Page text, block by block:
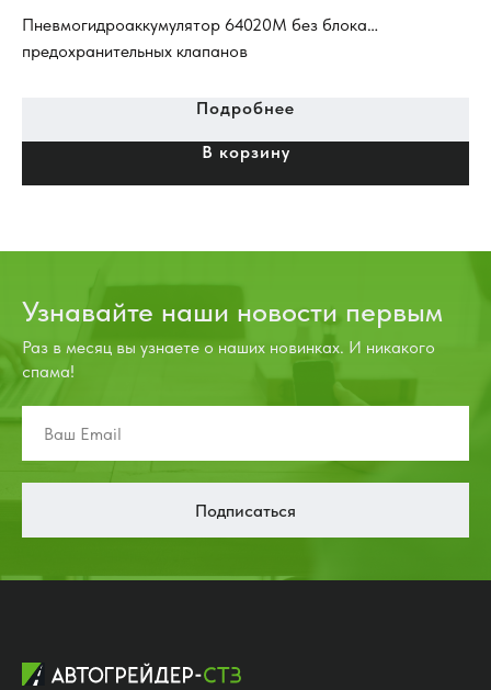
Пневмогидроаккумулятор 64020М без блока
предохранительных клапанов
Подробнее
В корзину
Узнавайте наши новости первым
Раз в месяц вы узнаете о наших новинках. И никакого
спама!
Подписаться